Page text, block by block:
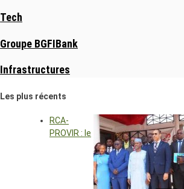
Tech
Groupe BGFIBank
Infrastructures
Les plus récents
RCA-
PROVIR : le